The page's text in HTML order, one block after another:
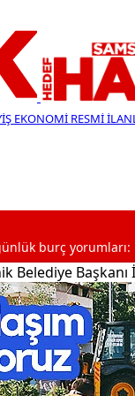
EKONOMİ RESMİ
yorumları: Bugün
Belediye Başkanı